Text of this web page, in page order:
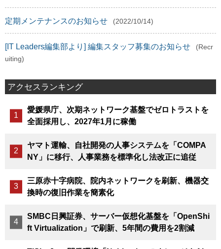
定期メンテナンスのお知らせ (2022/10/14)
[IT Leaders編集部より] 編集スタッフ募集のお知らせ
(Recr
uiting)
アクセスランキング
愛媛県庁、次期ネットワーク基盤でゼロトラストを
全面採用し、2027年1月に稼働
ヤマト運輸、自社開発の人事システムを「COMPA
NY」に移行、人事業務を標準化し法改正に追従
三原赤十字病院、院内ネットワークを刷新、機器交
換時の復旧作業を簡素化
SMBC日興証券、サーバー仮想化基盤を「OpenShi
ft Virtualization」で刷新、5年間の費用を2割減